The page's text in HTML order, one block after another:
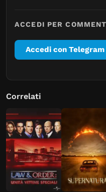
ACCEDI PER
Accedi con Telegram
Correlati